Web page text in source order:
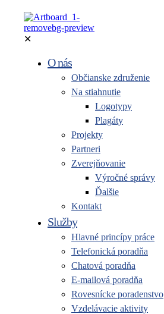
✕
O nás
Občianske združenie
Na stiahnutie
Logotypy
Plagáty
Projekty
Partneri
Zverejňovanie
Výročné správy
Ďalšie
Kontakt
Služby
Hlavné princípy práce
Telefonická poradňa
Chatová poradňa
E-mailová poradňa
Rovesnícke poradenstvo
Vzdelávacie aktivity